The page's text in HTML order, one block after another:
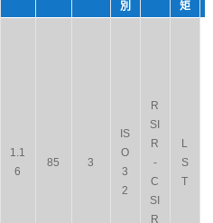
別
矩
1.1
6
85 3
IS
O
3
2
R
SI
R
-
C
SI
R
L
S
T